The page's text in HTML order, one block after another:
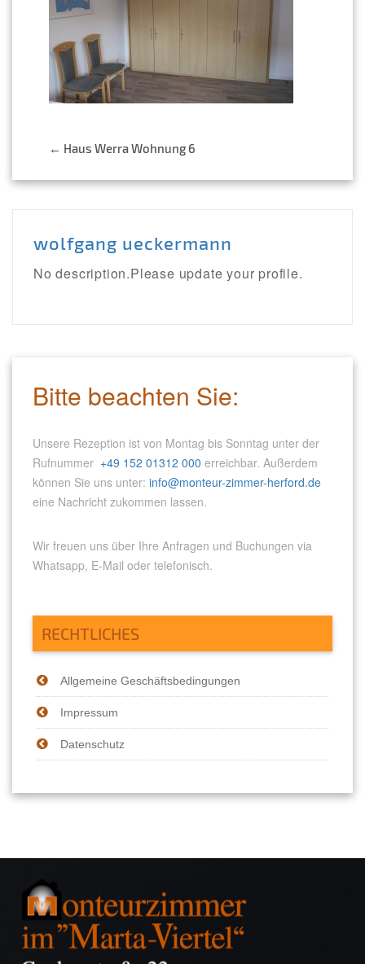
Post
navigation
← Haus Werra Wohnung 6
wolfgang ueckermann
No description.Please update your profile.
Bitte beachten Sie:
Unsere Rezeption ist von Montag bis Sonntag unter der
Rufnummer +49 152 01312 000 erreichbar. Außerdem
können Sie uns unter: info@monteur-zimmer-herford.de
eine Nachricht zukommen lassen.
Wir freuen uns über Ihre Anfragen und Buchungen via
Whatsapp, E-Mail oder telefonisch.
RECHTLICHES
Allgemeine Geschäftsbedingungen
Impressum
Datenschutz